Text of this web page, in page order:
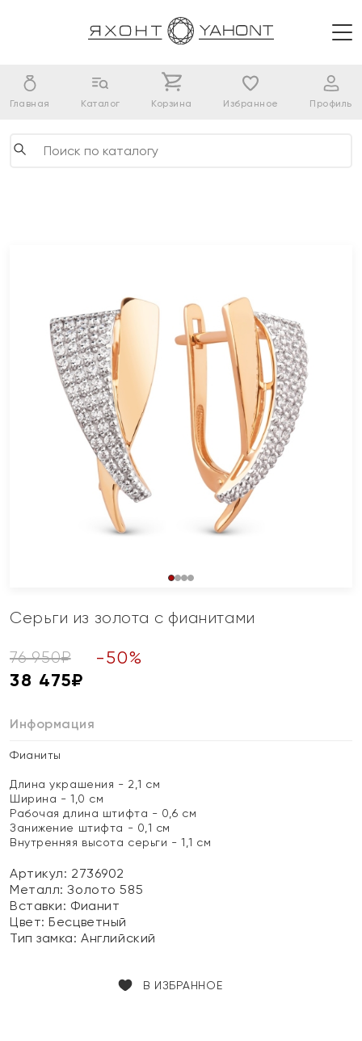
Главная Каталог Корзина Избранное Профиль
Серьги из золота с фианитами
76 950₽ -50%
38 475₽
Информация
Фианиты
Длина украшения - 2,1 см
Ширина - 1,0 см
Рабочая длина штифта - 0,6 см
Занижение штифта - 0,1 см
Внутренняя высота серьги - 1,1 см
Артикул: 2736902
Металл:Золото 585
Вставки: Фианит
Цвет:Бесцветный
Тип замка:Английский
В ИЗБРАННОЕ